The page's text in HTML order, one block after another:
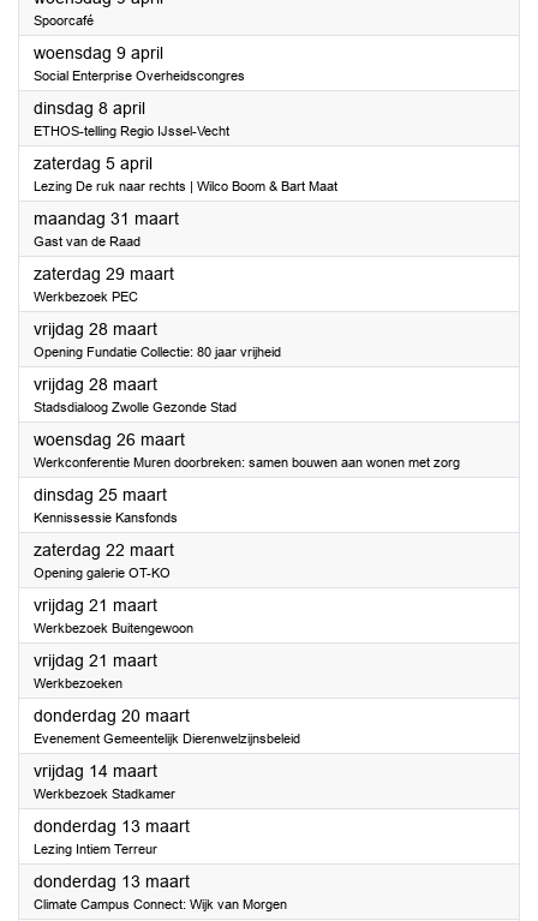
Spoorcafé
woensdag 9 april2025
Social Enterprise Overheidscongres
dinsdag 8 april2025
ETHOS-telling Regio IJssel-Vecht
zaterdag 5 april2025
Lezing De ruk naar rechts | Wilco Boom & Bart Maat
maandag 31 maart2025
Gast van de Raad
zaterdag 29 maart2025
Werkbezoek PEC
vrijdag 28 maart2025
Opening Fundatie Collectie: 80 jaar vrijheid
vrijdag 28 maart2025
Stadsdialoog Zwolle Gezonde Stad
woensdag 26 maart2025
Werkconferentie Muren doorbreken: samen bouwen aan wonen met zorg
dinsdag 25 maart2025
Kennissessie Kansfonds
zaterdag 22 maart2025
Opening galerie OT-KO
vrijdag 21 maart2025
Werkbezoek Buitengewoon
vrijdag 21 maart2025
Werkbezoeken
donderdag 20 maart2025
Evenement Gemeentelijk Dierenwelzijnsbeleid
vrijdag 14 maart2025
Werkbezoek Stadkamer
donderdag 13 maart2025
Lezing Intiem Terreur
donderdag 13 maart2025
Climate Campus Connect: Wijk van Morgen